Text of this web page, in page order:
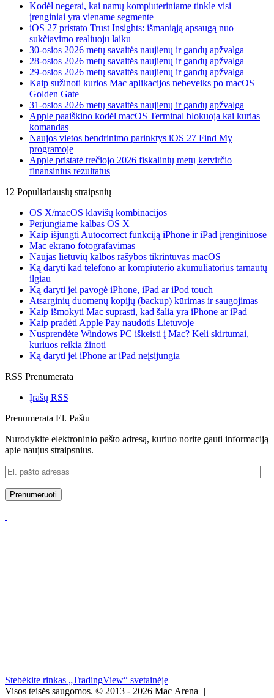
Kodėl negerai, kai namų kompiuteriniame tinkle visi
įrenginiai yra viename segmente
iOS 27 pristato Trust Insights: išmaniąją apsaugą nuo
sukčiavimo realiuoju laiku
30-osios 2026 metų savaitės naujienų ir gandų apžvalga
28-osios 2026 metų savaitės naujienų ir gandų apžvalga
29-osios 2026 metų savaitės naujienų ir gandų apžvalga
Kaip sužinoti kurios Mac aplikacijos nebeveiks po macOS
Golden Gate
31-osios 2026 metų savaitės naujienų ir gandų apžvalga
Apple paaiškino kodėl macOS Terminal blokuoja kai kurias
komandas
Naujos vietos bendrinimo parinktys iOS 27 Find My
programoje
Apple pristatė trečiojo 2026 fiskalinių metų ketvirčio
finansinius rezultatus
12 Populiariausių straipsnių
OS X/macOS klavišų kombinacijos
Perjungiame kalbas OS X
Kaip išjungti Autocorrect funkciją iPhone ir iPad įrenginiuose
Mac ekrano fotografavimas
Naujas lietuvių kalbos rašybos tikrintuvas macOS
Ką daryti kad telefono ar kompiuterio akumuliatorius tarnautų
ilgiau
Ką daryti jei pavogė iPhone, iPad ar iPod touch
Atsarginių duomenų kopijų (backup) kūrimas ir saugojimas
Kaip išmokyti Mac suprasti, kad šalia yra iPhone ar iPad
Kaip pradėti Apple Pay naudotis Lietuvoje
Nusprendėte Windows PC iškeisti į Mac? Keli skirtumai,
kuriuos reikia žinoti
Ką daryti jei iPhone ar iPad neįsijungia
RSS Prenumerata
Įrašų RSS
Prenumerata El. Paštu
Nurodykite elektroninio pašto adresą, kuriuo norite gauti informaciją
apie naujus straipsnius.
El.
pašto
adresas
Prenumeruoti
Stebėkite rinkas „TradingView“ svetainėje
Visos teisės saugomos. © 2013 - 2026 Mac Arena
|